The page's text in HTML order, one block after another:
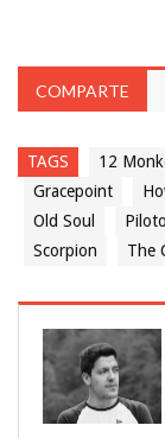
COMPARTE
TAGS 12
Gracepoint
Old Soul
Scorpion
The